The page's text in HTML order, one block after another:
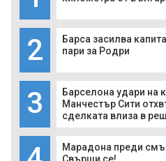
2
Барса засилва
пари за Родри
3
Барселона удари на
Манчестър Сити
сделката влиза в
Марадона преди